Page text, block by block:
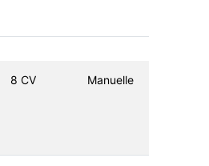
8 CV Manuelle